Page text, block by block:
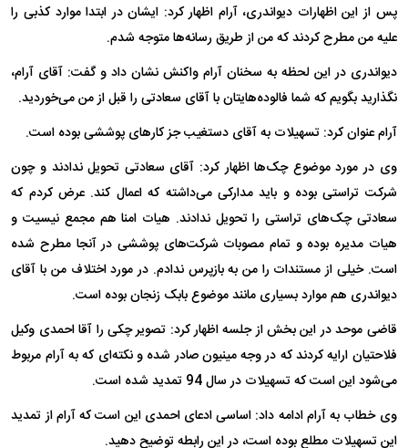
پس از این اظهارات دیواندری، آرام اظهار کرد: ایشان در ابتدا موارد کذبی را
علیه من مطرح کردند که من از طریق رسانه‌ها متوجه شدم.
دیواندری در این لحظه به سخنان آرام واکنش نشان داد و گفت: آقای آرام،
نگذارید بگویم که شما فالوده‌هایتان با آقای سعادتی را قبل از من می‌خوردید.
آرام عنوان کرد: تسهیلات به آقای دستغیب جز کارهای پوششی بوده است.
وی در مورد موضوع چک‌ها اظهار کرد: آقای سعادتی تحویل ندادند و چون
شرکت تراستی بوده و باید مدارکی می‌داشته که اعمال کند. عرض کردم که
سعادتی چک‌های تراستی را تحویل ندادند. هیات امنا هم مجمع نیسیت و
هیات مدیره بوده و تمام مصوبات شرکت‌های پوششی در آنجا مطرح شده
است. خیلی از مستندات را من به بازپرس ندادم. در مورد اختلاف من با آقای
دیواندری هم موارد بسیاری مانند موضوع بابک زنجان بوده است.
قاضی موحد در این بخش از جلسه اظهار کرد: تصویر چکی را آقا احمدی وکیل
فلاحتیان ارایه کردند که در وجه مینیون صادر شده و نکته‌ای که به آرام مربوط
می‌شود این است که تسهیلات در سال 94 تمدید شده است.
وی خطاب به آرام ادامه داد: اساسی ادعای احمدی این است که آرام از تمدید
این تسهیلات مطلع بوده است، در این رابطه توضیح دهید.